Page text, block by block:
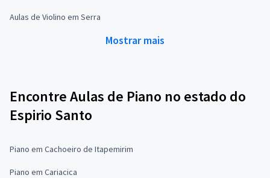
Aulas de Violino em Serra
Mostrar mais
Encontre Aulas de Piano no estado do
Espirio Santo
Piano em Cachoeiro de Itapemirim
Piano em Cariacica